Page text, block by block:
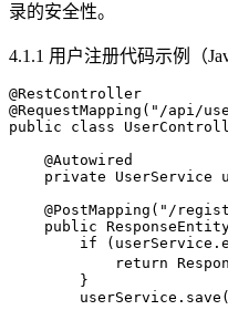
录的安全性。
4.1.1 用户注册代码示例（
@RestController
@RequestMapping("/api/
public class
    @Autowired
private UserService
@PostMapping("/
public
if
return
        }